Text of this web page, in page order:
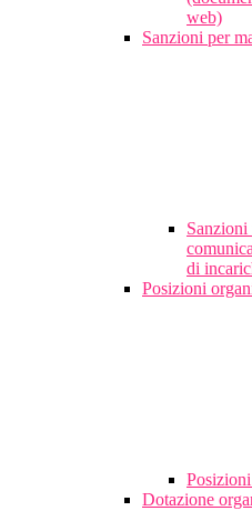
web)
Sanzioni per
Sanzioni
di
Posizioni
Dotazione